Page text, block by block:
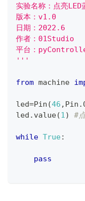
实验名称：点亮LED
版本：v1.0
日期：2022.6
作者：01Studio
平台：
'''
from machine
led=Pin (46 , Pin .
led . value(1) #
while True:
pass